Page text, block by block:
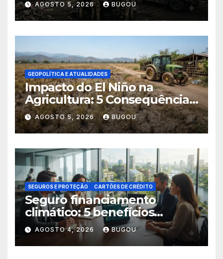
AGOSTO 5, 2026 BUGOU
GEOPOLÍTICA E ATUALIDADES
Impacto do El Niño na
Agricultura: 5 Consequências
Críticas
AGOSTO 5, 2026 BUGOU
SEGUROS E PROTEÇÃO CARTÕES DE CRÉDITO
Seguro financiamento
climático: 5 benefícios
essenciais
AGOSTO 4, 2026 BUGOU